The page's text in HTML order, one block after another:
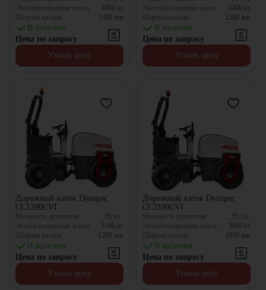
Эксплуатационная масса:
4800 кг
Ширина вальца:
1380 мм
В наличии
Цена по запросу
Узнать цену
Эксплуатационная масса:
3400 кг
Ширина вальца:
1200 мм
В наличии
Цена по запросу
Узнать цену
Дорожный каток Dynapac
CC1200CVI
Мощность двигателя: 35 л.с.
Эксплуатационная масса:
3100 кг
Ширина вальца:
1200 мм
В наличии
Цена по запросу
Узнать цену
Дорожный каток Dynapac
CC1100CVI
Мощность двигателя: 35 л.с.
Эксплуатационная масса:
3000 кг
Ширина вальца:
1070 мм
В наличии
Цена по запросу
Узнать цену